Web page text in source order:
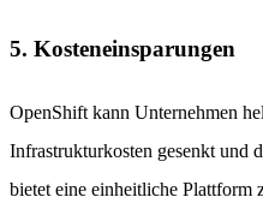
5. Kosteneinsparungen
OpenShift kann Unternehmen
Infrastrukturkosten gesenkt und
bietet eine einheitliche